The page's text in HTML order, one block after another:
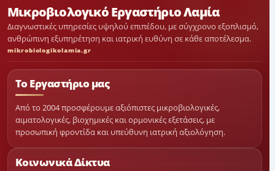
Μικροβιολογικό Εργαστήριο Λαμία
Διαγνωστικές υπηρεσίες υψηλού επιπέδου, με σύγχρονο εξοπλισμό,
ανθρώπινη εξυπηρέτηση και ιατρική ευθύνη σε κάθε αποτέλεσμα.
mikrobiologikolamia.gr
Το Εργαστήριο μας
Από το 2004 προσφέρουμε αξιόπιστες μικροβιολογικές,
αιματολογικές, βιοχημικές και ορμονικές εξετάσεις, με
προσωπική φροντίδα και υπεύθυνη ιατρική αξιολόγηση.
Κοινωνικά Δίκτυα